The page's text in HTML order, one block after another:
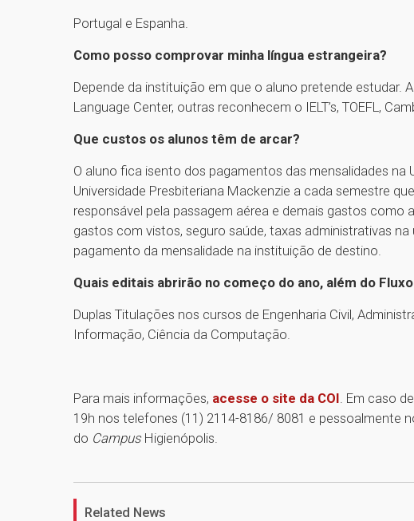
Portugal e Espanha.
Como posso comprovar minha língua estrangeira?
Depende da instituição em que o aluno pretende estudar.
Language Center, outras reconhecem o IELT’s, TOEFL,
Que custos os alunos têm de arcar?
O aluno fica isento dos pagamentos das mensalidades na
Universidade Presbiteriana Mackenzie a cada semestre
responsável pela passagem aérea e demais gastos
gastos com vistos, seguro saúde, taxas administrativas
pagamento da mensalidade na instituição de destino.
Quais editais abrirão no começo do ano, além do
Duplas Titulações nos cursos de Engenharia Civil,
Informação, Ciência da Computação.
Para mais informações, acesse o site da COI . Em caso
19h nos telefones (11) 2114-8186/ 8081 e pessoalmente
do Campus Higienópolis.
Related News